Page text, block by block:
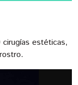
cirugías estéticas,